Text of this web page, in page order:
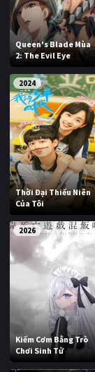
Queen's Blade Mùa
2: The Evil Eye
2024
Thời Đại Thiếu Niên
Của Tôi
2026
Kiếm Cơm Bằng Trò
Chơi Sinh Tử